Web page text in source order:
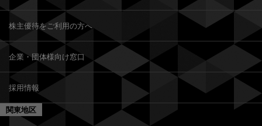
株主優待をご利用の方へ
企業・団体様向け窓口
採用情報
関東地区